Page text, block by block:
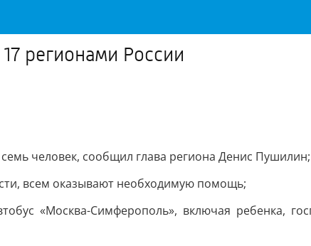
регионами России
человек, сообщил глава региона Денис Пушилин;
всем оказывают необходимую помощь;
«Москва-Симферополь», включая ребенка,